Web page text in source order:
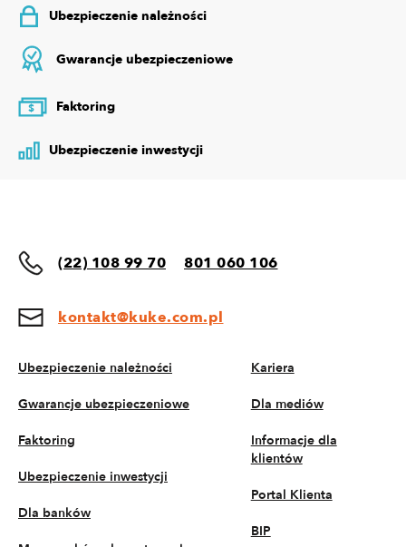
Ubezpieczenie należności
Gwarancje ubezpieczeniowe
$ Faktoring
Ubezpieczenie inwestycji
(22) 108 99 70 801 060 106
kontakt@kuke.com.pl
Ubezpieczenie należności
Gwarancje ubezpieczeniowe
Faktoring
Ubezpieczenie inwestycji
Dla banków
Kariera
Dla mediów
Informacje dla
klientów
Portal Klienta
BIP